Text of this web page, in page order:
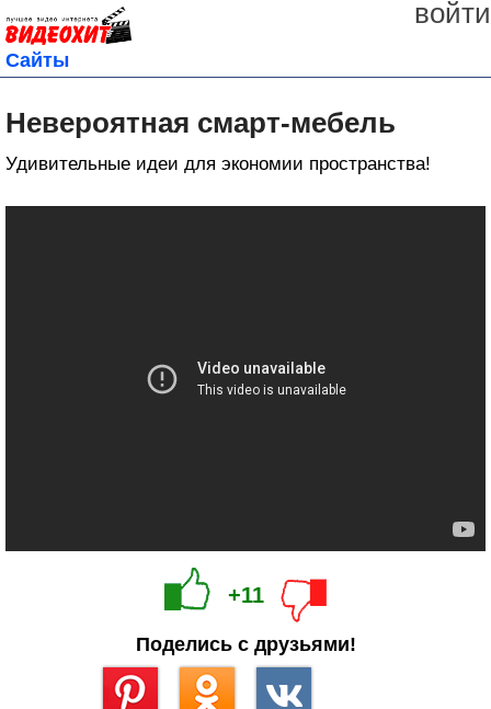
войти
Сайты
Невероятная смарт-мебель
Удивительные идеи для экономии пространства!
+11
Поделись с друзьями!